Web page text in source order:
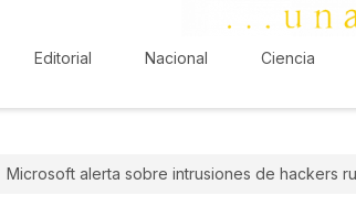
Editorial Nacional Ciencia
Microsoft alerta sobre intrusiones de hackers